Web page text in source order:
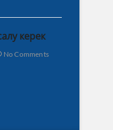
керек
No Comments